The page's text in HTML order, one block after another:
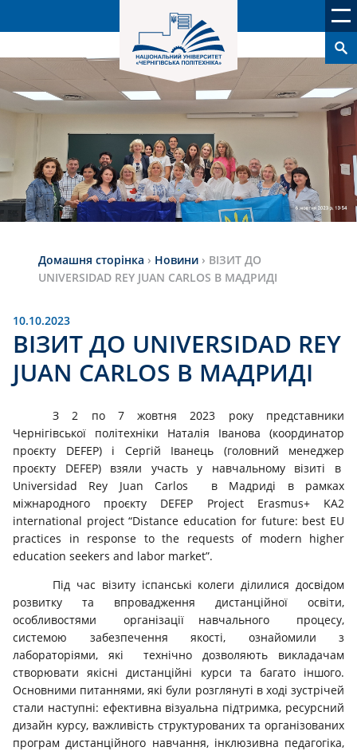
Домашня сторінка › Новини › ВІЗИТ ДО
UNIVERSIDAD REY JUAN CARLOS В МАДРИДІ
10.10.2023
ВІЗИТ ДО UNIVERSIDAD REY
JUAN CARLOS В МАДРИДІ
З 2 по 7 жовтня 2023 року представники
Чернігівської політехніки Наталія Іванова (координатор
проєкту DEFEP) і Сергій Іванець (головний менеджер
проєкту DEFEP) взяли участь у навчальному візиті в
Universidad Rey Juan Carlos в Мадриді в рамках
міжнародного проєкту DEFEP Project Erasmus+ KA2
international project “Distance education for future: best EU
practices in response to the requests of modern higher
education seekers and labor market”.
Під час візиту іспанські колеги ділилися досвідом
розвитку та впровадження дистанційної освіти,
особливостями організації навчального процесу,
системою забезпечення якості, ознайомили з
лабораторіями, які технічно дозволяють викладачам
створювати якісні дистанційні курси та багато іншого.
Основними питаннями, які були розглянуті в ході зустрічей
стали наступні: ефективна візуальна підтримка, ресурсний
дизайн курсу, важливість структурованих та організованих
програм дистанційного навчання, інклюзивна педагогіка,